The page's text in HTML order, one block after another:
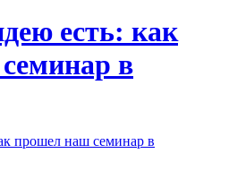
есть: как
в